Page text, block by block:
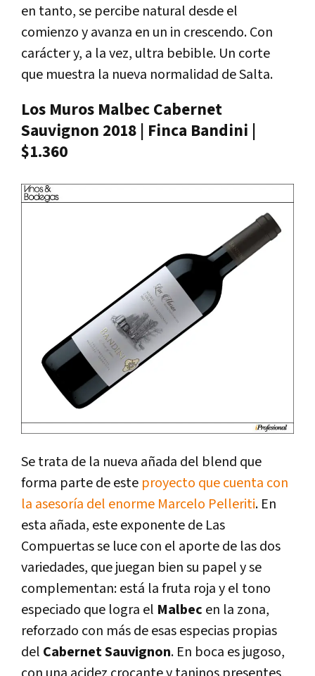
en tanto, se percibe natural desde el
comienzo y avanza en un in crescendo. Con
carácter y, a la vez, ultra bebible. Un corte
que muestra la nueva normalidad de Salta.
Los Muros Malbec Cabernet
Sauvignon 2018 | Finca Bandini |
$1.360
Se trata de la nueva añada del blend que
forma parte de este proyecto que cuenta con
la asesoría del enorme Marcelo Pelleriti. En
esta añada, este exponente de Las
Compuertas se luce con el aporte de las dos
variedades, que juegan bien su papel y se
complementan: está la fruta roja y el tono
especiado que logra el Malbec en la zona,
reforzado con más de esas especias propias
del Cabernet Sauvignon. En boca es jugoso,